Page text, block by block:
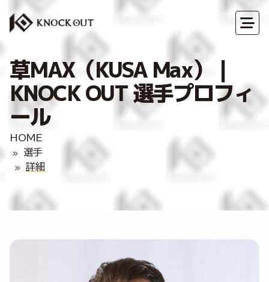
草MAX（KUSA Max）｜
KNOCK OUT 選手プロフィ
ール
HOME
選手
詳細